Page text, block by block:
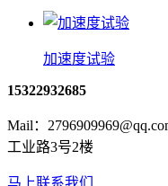
加速度试验
15322932685
Mail：
工业路3号2楼